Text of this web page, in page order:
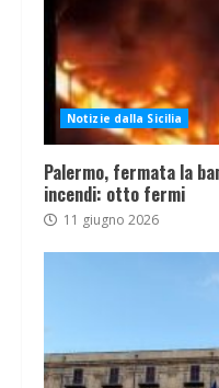
Notizie dalla Sicilia
Palermo, fermata la
incendi: otto fermi
11 giugno 2026